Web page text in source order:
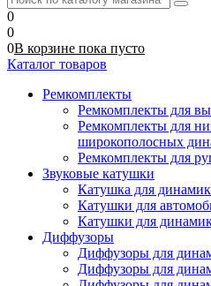
0
0
0В корзине пока пусто
Каталог товаров
Ремкомплекты
Ремкомплекты для
Ремкомплекты для
широкополосных
Ремкомплекты для
Звуковые катушки
Катушка для
Катушки для
Катушки для
Диффузоры
Диффузоры для
Диффузоры для